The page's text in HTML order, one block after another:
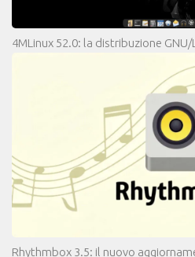
4MLinux 52.0: la distribuzione
Rhythmbox 3.5: il nuovo